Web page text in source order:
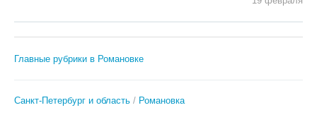
Главные рубрики в Романовке
Санкт-Петербург и область Романовка